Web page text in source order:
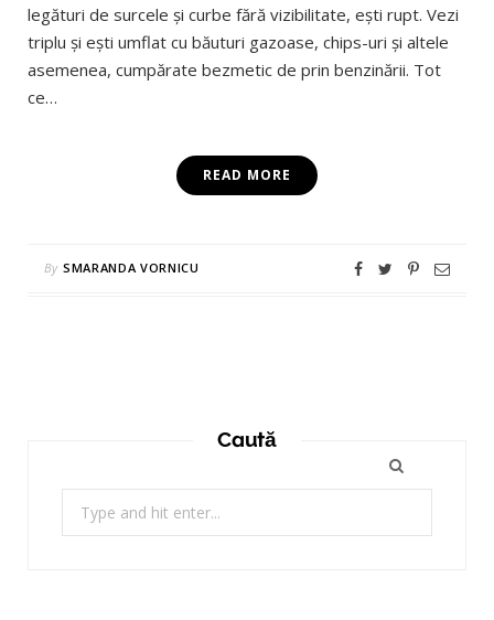
legături de surcele şi curbe fără vizibilitate, eşti rupt. Vezi
triplu şi eşti umflat cu băuturi gazoase, chips-uri şi altele
asemenea, cumpărate bezmetic de prin benzinării. Tot
ce…
READ MORE
By SMARANDA VORNICU
Caută
for: